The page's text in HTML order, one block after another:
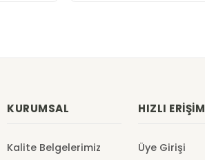
KURUMSAL
Kalite Belgelerimiz
HIZLI ERIŞIM
Üye Girişi